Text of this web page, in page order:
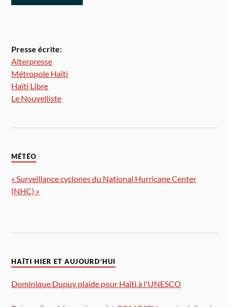
Presse écrite:
Alterpresse
Métropole Haïti
Haïti Libre
Le Nouvelliste
MÉTÉO
« Surveillance cyclones du National Hurricane Center
(NHC) »
HAÏTI HIER ET AUJOURD’HUI
Dominique Dupuy plaide pour Haïti à l'UNESCO